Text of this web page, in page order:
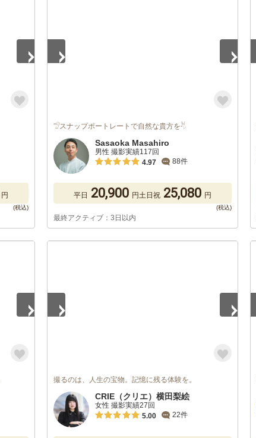
円
𓅿スナップポートレートで自然な貴方を𓄃
Sasaoka Masahiro
男性 撮影実績117回
4.97
88件
平日 20,900 円土日祝 25,080 円
最終アクティブ：3日以内
撮るのは、人生の宝物。記憶に残る体験を。
CRIE（クリエ）横田梨絵
女性 撮影実績27回
5.00
22件